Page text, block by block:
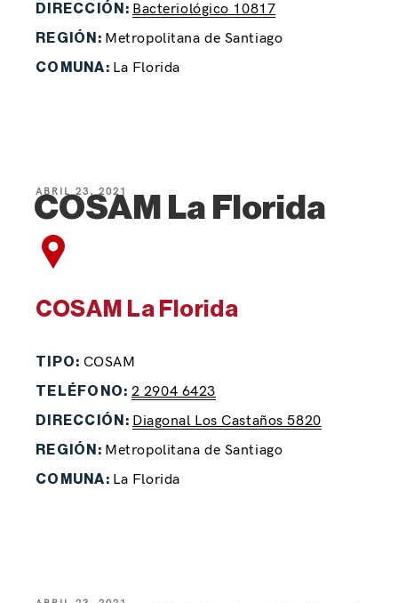
DIRECCIÓN: Bacteriológico 10817
REGIÓN: Metropolitana de Santiago
COMUNA: La Florida
ABRIL 23, 2021
COSAM La Florida
COSAM La Florida
TIPO: COSAM
TELÉFONO: 2 2904 6423
DIRECCIÓN: Diagonal Los Castaños 5820
REGIÓN: Metropolitana de Santiago
COMUNA: La Florida